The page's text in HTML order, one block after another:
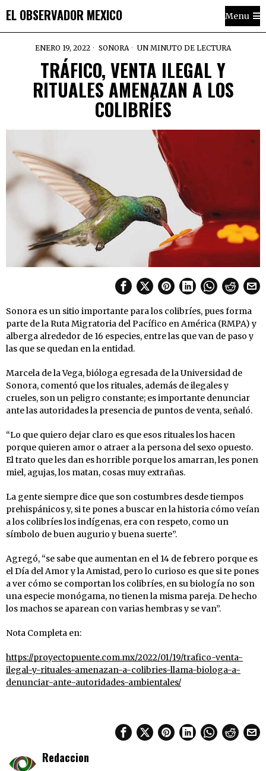
EL OBSERVADOR MEXICO Menu
ENERO 19, 2022 SONORA UN MINUTO DE LECTURA
TRÁFICO, VENTA ILEGAL Y
RITUALES AMENAZAN A LOS
COLIBRÍES
Sonora es un sitio importante para los colibríes, pues forma
parte de la Ruta Migratoria del Pacífico en América (RMPA) y
alberga alrededor de 16 especies, entre las que van de paso y
las que se quedan en la entidad.
Marcela de la Vega, bióloga egresada de la Universidad de
Sonora, comentó que los rituales, además de ilegales y
crueles, son un peligro constante; es importante denunciar
ante las autoridades la presencia de puntos de venta, señaló.
“Lo que quiero dejar claro es que esos rituales los hacen
porque quieren amor o atraer a la persona del sexo opuesto.
El trato que les dan es horrible porque los amarran, les ponen
miel, agujas, los matan, cosas muy extrañas.
La gente siempre dice que son costumbres desde tiempos
prehispánicos y, si te pones a buscar en la historia cómo veían
a los colibríes los indígenas, era con respeto, como un
símbolo de buen augurio y buena suerte”.
Agregó, “se sabe que aumentan en el 14 de febrero porque es
el Día del Amor y la Amistad, pero lo curioso es que si te pones
a ver cómo se comportan los colibríes, en su biología no son
una especie monógama, no tienen la misma pareja. De hecho
los machos se aparean con varias hembras y se van”.
Nota Completa en:
https://proyectopuente.com.mx/2022/01/19/trafico-venta-
ilegal-y-rituales-amenazan-a-colibries-llama-biologa-a-
denunciar-ante-autoridades-ambientales/
Redaccion